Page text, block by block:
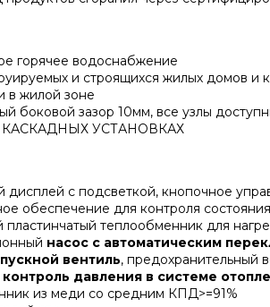
горячее водоснабжение
и строящихся жилых домов и
в жилой зоне
боковой зазор 10мм, все узлы
УСТАНОВКАХ
дисплей с подсветкой, кнопочное
обеспечение для контроля
теплообменник для
насос с автоматическим
вентиль, предохранительный
давления в системе
из меди со средним КПД>=91%